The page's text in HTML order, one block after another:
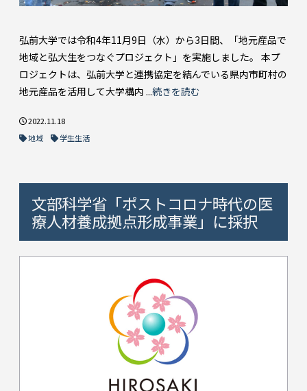
弘前大学では令和4年11月9日（水）から3日間、「地元産品で
地域と弘大生をつなぐプロジェクト」を実施しました。 本プ
ロジェクトは、弘前大学と連携協定を結んでいる県内市町村の
地元産品を活用して大学構内 ...続きを読む
2022.11.18
地域
学生生活
文部科学省「ポストコロナ時代の医
療人材養成拠点形成事業」に採択